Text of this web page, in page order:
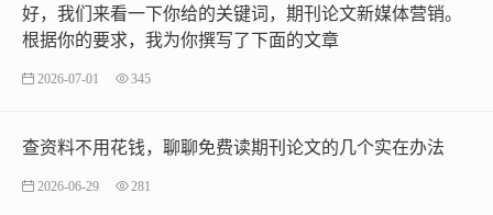
好，我们来看一下你给的关键词，期刊论文新媒体营销。
根据你的要求，我为你撰写了下面的文章
2026-07-01 345
查资料不用花钱，聊聊免费读期刊论文的几个实在办法
2026-06-29 281